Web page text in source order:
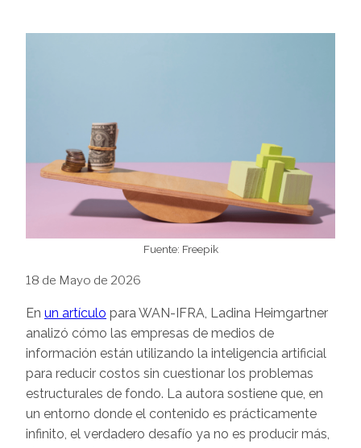
Fuente: Freepik
18 de Mayo de 2026
En un artículo para WAN-IFRA, Ladina Heimgartner
analizó cómo las empresas de medios de
información están utilizando la inteligencia artificial
para reducir costos sin cuestionar los problemas
estructurales de fondo. La autora sostiene que, en
un entorno donde el contenido es prácticamente
infinito, el verdadero desafío ya no es producir más,